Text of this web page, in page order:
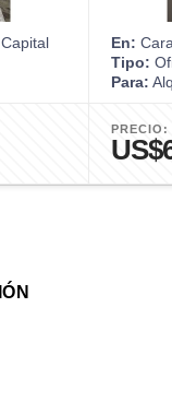
En:
Tipo:
Para:
PRECIO: